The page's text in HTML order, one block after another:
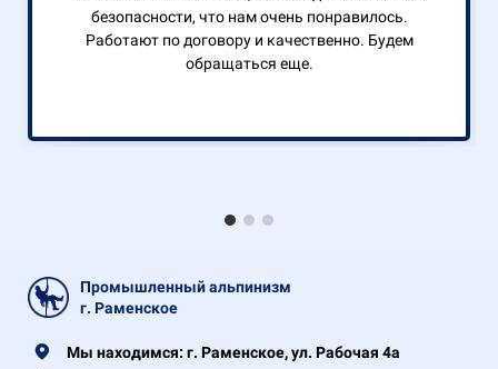
безопасности, что нам очень понравилось.
Работают по договору и качественно. Будем
обращаться еще.
Промышленный альпинизм
г. Раменское
Мы находимся: г. Раменское,ул. Рабочая 4а